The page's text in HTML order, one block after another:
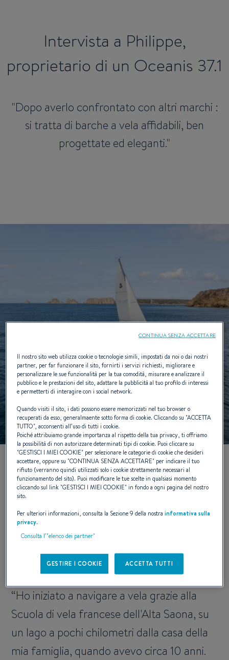
Intervista a Philippe,
proprietario di un Oceanis 37.1
"Dopo averlo confrontato con altri marchi :
si tratta di barche a vela affidabili, ben
progettate ed eleganti."
Puoi presentarti ?
Mi chiamo Philippe, sono francese e vivo
in Alta Savoia.
Come hai iniziato a navigare ? Su quale/i
barca/e e perché ?
Ho iniziato a navigare a vela grazie alla
Scuola di vela francese dell'Alta Saona, su
un lago a pochi chilometri dalla casa della
mia famiglia, quando avevo circa 10 anni.
Il nostro sito web utilizza cookie o tecnologie simili, impostati da noi o dai nostri
partner, per far funzionare il sito, fornirti i servizi richiesti, migliorare e
personalizzare le sue funzionalità per la tua comodità, misurare e analizzare il
pubblico e le prestazioni del sito, adattare la pubblicità al tuo profilo di interessi
e permetterti di interagire con i social network.
Quando visiti il sito, i dati possono essere memorizzati nel tuo browser o
recuperati da esso, generalmaente sotto forma di cookie. Cliccando su "ACCETTA
TUTTO", acconsenti all’uso di tutti i cookie.
Poiché attribuiamo grande importanza al rispetto della tua privacy, ti offriamo
la possibilità di non autorizzare determinati tipi di cookie. Puoi cliccare su
"GESTISCI I MIEI COOKIE" per selezionare le categorie di cookie che desideri
accettare, oppure su "CONTINUA SENZA ACCETTARE" per indicare il tuo
rifiuto (verranno quindi utilizzati solo i cookie strettamente necessari al
funzionamento del sito). Puoi modificare le tue scelte in qualsiasi momento
cliccando sul link "GESTISCI I MIEI COOKIE" in fondo a ogni pagina del nostro
sito.
Per ulteriori informazioni, consulta la Sezione 9 della nostrainformativa sulla
privacy.
Consulta l’"elenco dei partner"
GESTIRE I COOKIE ACCETTA TUTTI
CONTINUA SENZA ACCETTARE